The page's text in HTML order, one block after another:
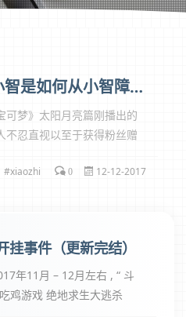
《精灵宝可梦》中小智是如何从小智障到小智酱的？
可梦》太阳月亮篇刚播出的
不忍直视以至于获得粉丝赠
，这回似乎是官方都看不下
xiaozhi 0 12-12-2017
事件（更新完结）
年11月 – 12月左右 , “ 斗
鸡游戏 绝地求生大逃杀